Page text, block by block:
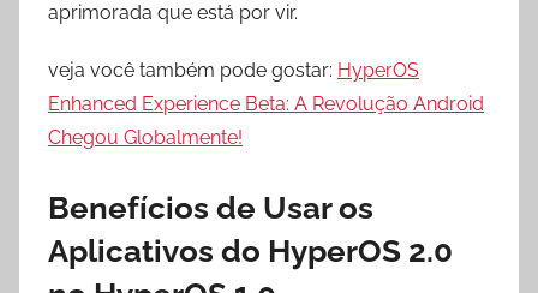
aprimorada que está por vir.
veja você também pode gostar: HyperOS
Enhanced Experience Beta: A Revolução Android
Chegou Globalmente!
Benefícios de Usar os
Aplicativos do HyperOS 2.0